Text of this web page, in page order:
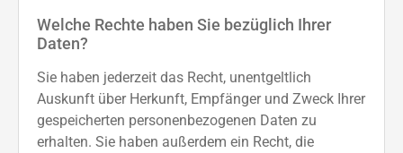
Welche Rechte haben Sie bezüglich Ihrer
Daten?
Sie haben jederzeit das Recht, unentgeltlich
Auskunft über Herkunft, Empfänger und Zweck Ihrer
gespeicherten personenbezogenen Daten zu
erhalten. Sie haben außerdem ein Recht, die